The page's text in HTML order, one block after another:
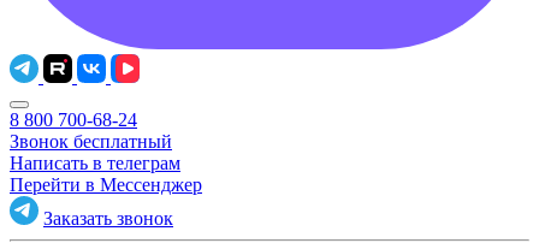
8 800 700-68-24
Звонок бесплатный
Написать в телеграм
Перейти в Мессенджер
Заказать звонок